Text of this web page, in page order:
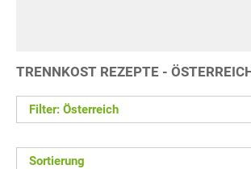
TRENNKOST REZEPTE -
Filter: Österreich
Sortierung